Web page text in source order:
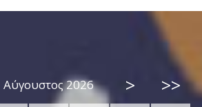
Αύγουστος 2026 > >>